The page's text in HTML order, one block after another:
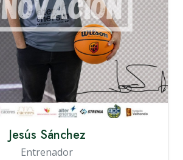
Jesús Sánchez
Entrenador